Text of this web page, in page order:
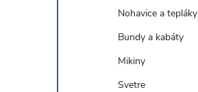
Nohavice a tepláky
Bundy a kabáty
Mikiny
Svetre